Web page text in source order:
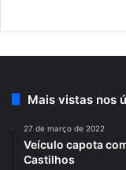
Mais vistas nos
27 de março de 2022
Veículo capota
Castilhos